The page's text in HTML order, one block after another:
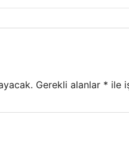
Gerekli alanlar * ile